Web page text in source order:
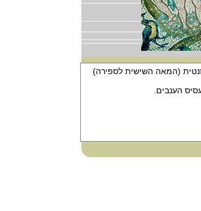
(המאה השישית לספירה)
הענבים.